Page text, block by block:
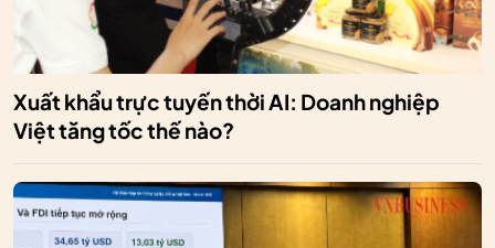
Xuất khẩu trực tuyến thời AI: Doanh nghiệp
Việt tăng tốc thế nào?